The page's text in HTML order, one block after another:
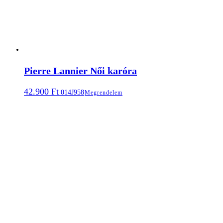
Pierre Lannier Női karóra
42.900 Ft 014J958Megrendelem